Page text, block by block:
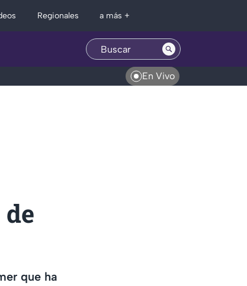
Regionales a más +
En Vivo
que ha